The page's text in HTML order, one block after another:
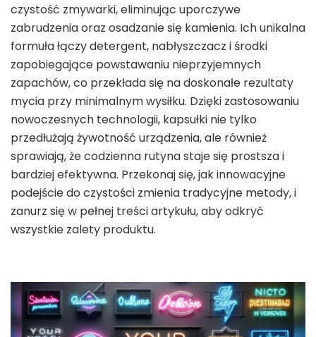
czystość zmywarki, eliminując uporczywe
zabrudzenia oraz osadzanie się kamienia. Ich unikalna
formuła łączy detergent, nabłyszczacz i środki
zapobiegające powstawaniu nieprzyjemnych
zapachów, co przekłada się na doskonałe rezultaty
mycia przy minimalnym wysiłku. Dzięki zastosowaniu
nowoczesnych technologii, kapsułki nie tylko
przedłużają żywotność urządzenia, ale również
sprawiają, że codzienna rutyna staje się prostsza i
bardziej efektywna. Przekonaj się, jak innowacyjne
podejście do czystości zmienia tradycyjne metody, i
zanurz się w pełnej treści artykułu, aby odkryć
wszystkie zalety produktu.